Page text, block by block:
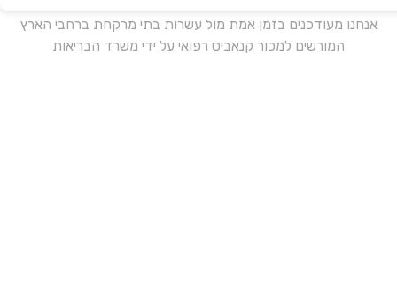
אנחנו מעודכנים בזמן אמת מול עשרות בתי מרקחת ברחבי הארץ
המורשים למכור קנאביס רפואי על ידי משרד הבריאות